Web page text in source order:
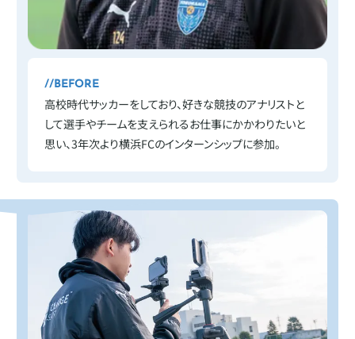
BEFORE
高校時代サッカーをしており、好きな競技のアナリストと
して選手やチームを支えられるお仕事にかかわりたいと
思い、3年次より横浜FCのインターンシップに参加。